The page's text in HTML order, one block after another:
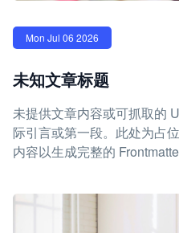
Mon Jul 06 2026
未知文章标题
未提供文章内容或可抓取的
际引言或第一段。此处为占
内容以生成完整的 Frontmatter